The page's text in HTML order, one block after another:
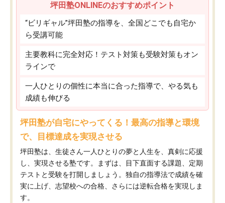
坪田塾ONLINEのおすすめポイント
“ビリギャル”坪田塾の指導を、全国どこでも自宅か
ら受講可能
主要教科に完全対応！テスト対策も受験対策もオン
ラインで
一人ひとりの個性に本当に合った指導で、やる気も
成績も伸びる
坪田塾が自宅にやってくる！最高の指導と環境
で、目標達成を実現させる
坪田塾は、生徒さん一人ひとりの夢と人生を、真剣に応援
し、実現させる塾です。まずは、目下直面する課題、定期
テストと受験を打開しましょう。独自の指導法で成績を確
実に上げ、志望校への合格、さらには逆転合格を実現しま
す。